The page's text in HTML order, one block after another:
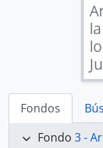
Fondos
Fondo 3 -